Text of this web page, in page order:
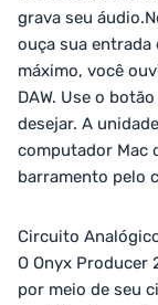
grava seu
ouça sua
máximo, você
DAW. Use o
desejar. A
computador Mac
barramento pelo
Circuito
O Onyx Producer
por meio de seu